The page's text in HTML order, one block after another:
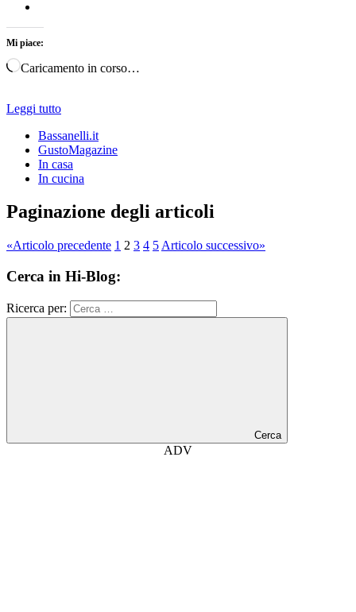
Mi piace:
Caricamento in corso…
Leggi tutto
Bassanelli.it
GustoMagazine
In casa
In cucina
Paginazione degli articoli
«Articolo precedente 1 2 3 4 5 Articolo successivo»
Cerca in Hi-Blog:
Ricerca per:
Cerca
ADV